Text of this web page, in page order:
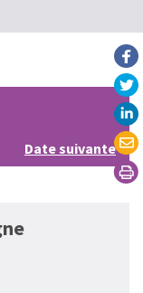
Date suivante